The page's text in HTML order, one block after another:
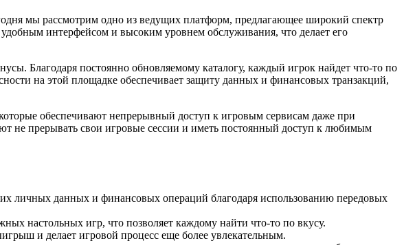
мы рассмотрим одно из ведущих платформ, предлагающее широкий спектр
интерфейсом и высоким уровнем обслуживания, что делает его
Благодаря постоянно обновляемому каталогу, каждый игрок найдет что-то по
на этой площадке обеспечивает защиту данных и финансовых транзакций,
обеспечивают непрерывный доступ к игровым сервисам даже при
не прерывать свои игровые сессии и иметь постоянный доступ к любимым
личных данных и финансовых операций благодаря использованию передовых
настольных игр, что позволяет каждому найти что-то по вкусу.
и делает игровой процесс еще более увлекательным.